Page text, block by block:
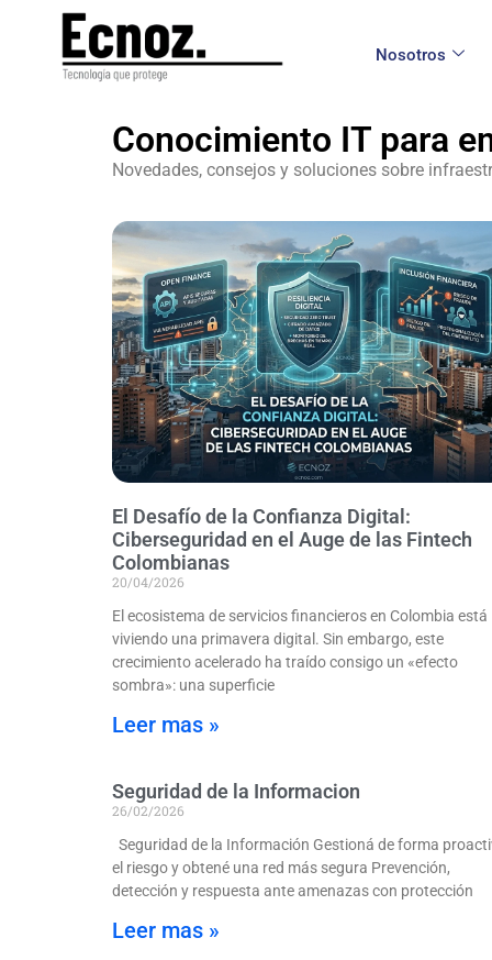
Nosotros
Conocimiento IT para
Novedades, consejos y soluciones sobre
El Desafío de la Confianza Digital:
Ciberseguridad en el Auge de las Fintech
Colombianas
20/04/2026
El ecosistema de servicios financieros en Colombia está
viviendo una primavera digital. Sin embargo, este
crecimiento acelerado ha traído consigo un «efecto
sombra»: una superficie
Leer mas »
Seguridad de la Informacion
26/02/2026
Seguridad de la Información Gestioná de forma
el riesgo y obtené una red más segura Prevención,
detección y respuesta ante amenazas con protección
Leer mas »